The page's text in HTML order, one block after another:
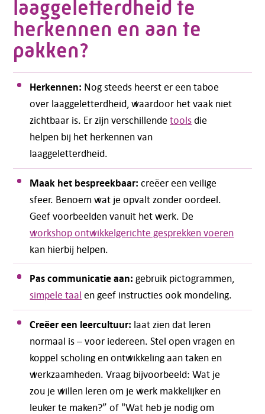
laaggeletterdheid te
herkennen en aan te
pakken?
Herkennen: Nog steeds heerst er een taboe
over laaggeletterdheid, waardoor het vaak niet
zichtbaar is. Er zijn verschillendetoolsdie
helpen bij het herkennen van
laaggeletterdheid.
Maak het bespreekbaar:creëer een veilige
sfeer. Benoem wat je opvalt zonder oordeel.
Geef voorbeelden vanuit het werk. De
workshop ontwikkelgerichte gesprekken voeren
kan hierbij helpen.
Pas communicatie aan:gebruik pictogrammen,
simpele taal en geef instructies ook mondeling.
Creëer een leercultuur: laat zien dat leren
normaal is – voor iedereen. Stel open vragen en
koppel scholing en ontwikkeling aan taken en
werkzaamheden. Vraag bijvoorbeeld: Wat je
zou je willen leren om je werk makkelijker en
leuker te maken?” of "Wat heb je nodig om